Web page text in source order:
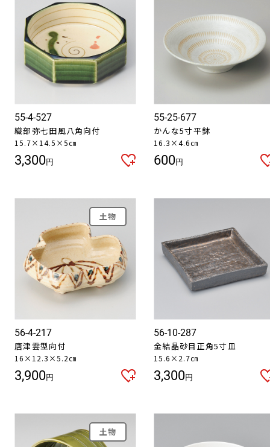
55-4-527
織部弥七田風八角向付
15.7×14.5×5㎝
3,300円
55-25-677
かんな5寸平鉢
16.3×4.6㎝
600円
土物
56-4-217
唐津雲型向付
16×12.3×5.2㎝
3,900円
56-10-287
金結晶砂目正角5寸皿
15.6×2.7㎝
3,300円
土物